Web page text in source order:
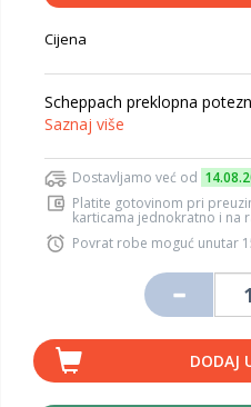
Cijena
Scheppach preklopna
Saznaj više
Dostavljamo već od
Platite gotovinom pri
karticama jednokratno i na
Povrat robe moguć unutar
DODAJ